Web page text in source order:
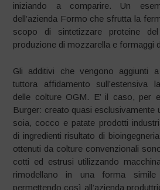
iniziando a comparire. Un
dell’azienda Formo che sfrutta la
scopo di sintetizzare proteine
produzione di mozzarella e formaggi
Gli additivi che vengono aggiunti
tuttora affidamento sull’estensiva
delle colture OGM. E’ il caso, per
Burger: creato quasi esclusivamente
soia, cocco e patate prodotti
di ingredienti risultato di
ottenuti da colture convenzionali
cotti ed estrusi utilizzando
rimodellano in una forma
permettendo così all’azienda